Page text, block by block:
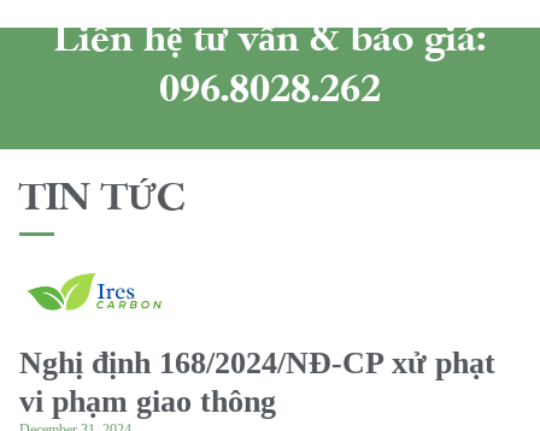
Liên hệ tư vấn & báo giá:
096.8028.262
TIN TỨC
Nghị định 168/2024/NĐ-CP xử phạt
vi phạm giao thông